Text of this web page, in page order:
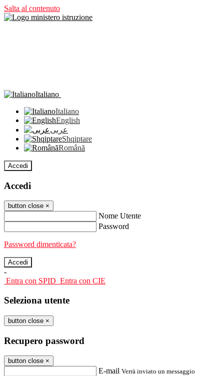
Salta al contenuto
Italiano
Italiano
English
عربى
Shqiptare
Română
Accedi
Accedi
button close ×
Nome Utente
Password
Password dimenticata?
-
Entra con SPID Entra con CIE
Seleziona utente
button close ×
Recupero password
button close ×
E-mail Verrà inviato un messaggio